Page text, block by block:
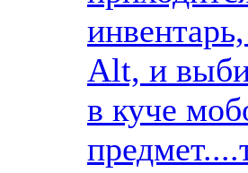
Alt, и
в куче